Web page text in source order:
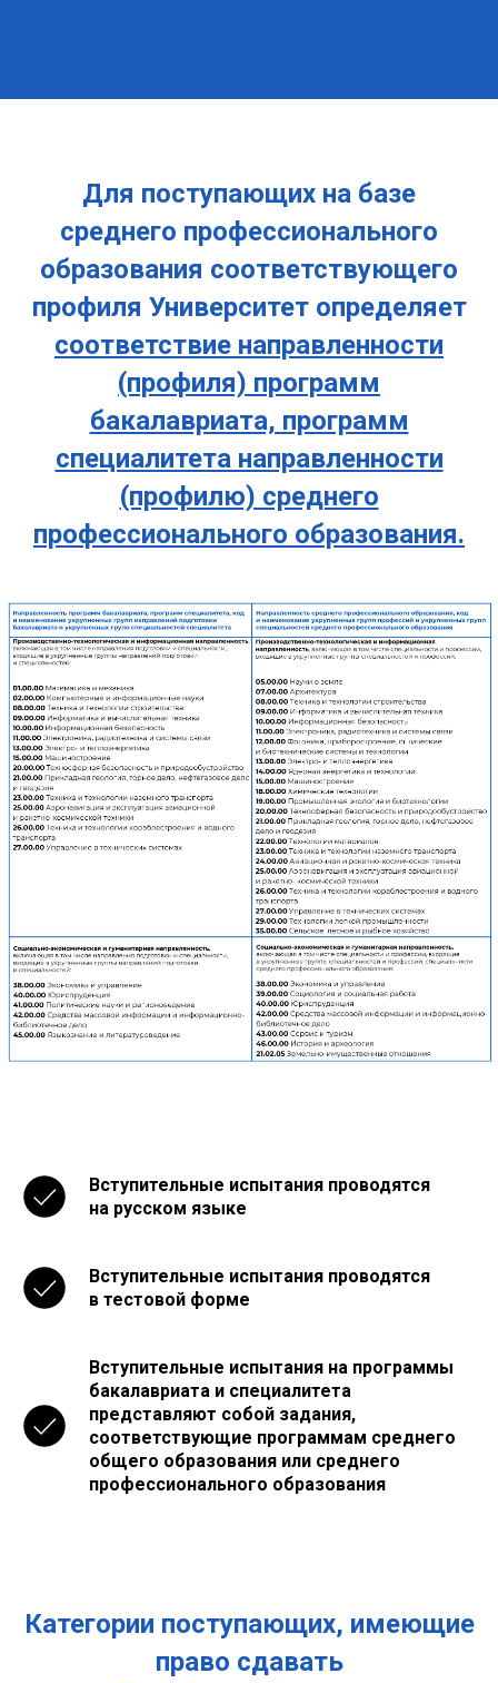
Для поступающих на базе
среднего профессионального
образования соответствующего
профиля Университет определяет
соответствие направленности
(профиля) программ
бакалавриата, программ
специалитета направленности
(профилю) среднего
профессионального образования.
Вступительные испытания проводятся
на русском языке
Вступительные испытания проводятся
в тестовой форме
Вступительные испытания на программы
бакалавриата и специалитета
представляют собой задания,
соответствующие программам среднего
общего образования или среднего
профессионального образования
Категории поступающих, имеющие
право сдавать